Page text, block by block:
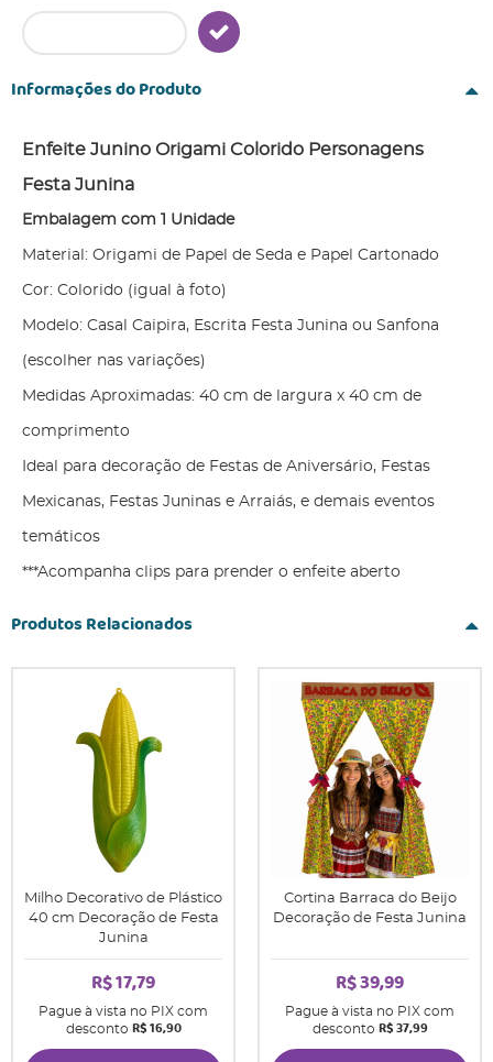
Informações do Produto
Enfeite Junino Origami Colorido Personagens
Festa Junina
Embalagem com 1 Unidade
Material: Origami de Papel de Seda e Papel Cartonado
Cor: Colorido (igual à foto)
Modelo: Casal Caipira, Escrita Festa Junina ou Sanfona
(escolher nas variações)
Medidas Aproximadas: 40 cm de largura x 40 cm de
comprimento
Ideal para decoração de Festas de Aniversário, Festas
Mexicanas, Festas Juninas e Arraiás, e demais eventos
temáticos
***Acompanha clips para prender o enfeite aberto
Produtos Relacionados
Milho Decorativo de Plástico
40 cm Decoração de Festa
Junina
R$ 17,79
Pague à vista no PIX com
desconto R$ 16,90
Cortina Barraca do Beijo
Decoração de Festa Junina
R$ 39,99
Pague à vista no PIX com
desconto R$ 37,99